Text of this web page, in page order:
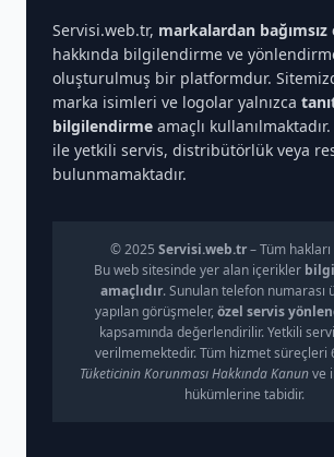
Servisi.web.tr, markalardan
hakkında bilgilendirme ve
oluşturulmuş bir platformdur.
marka isimleri ve logolar yalnızca
bilgilendirme amaçlı
ile yetkili servis, distribütörlük veya
bulunmamaktadır.
© 2025 Servisi.web.tr– Tüm hakları
Bu web sitesinde yer alan içerikler
amaçlıdır. Sunulan telefon numarası
yapılan görüşmeler, özel servis
kapsamında değerlendirilir. Yetkili
verilmemektedir. Tüm hizmet süreçleri
Tüketicinin Korunması Hakkında Kanunve
hükümlerine tabidir.